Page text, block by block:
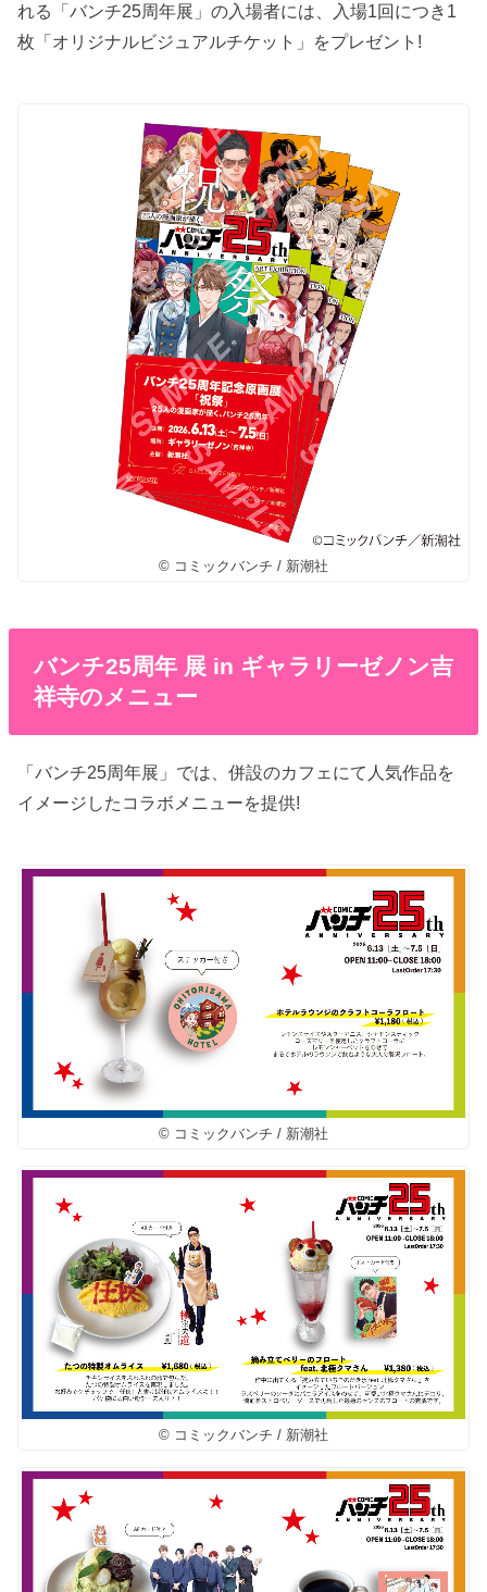
れる「バンチ25周年展」の入場者には、入場1回につき1
枚「オリジナルビジュアルチケット」をプレゼント!
© コミックバンチ / 新潮社
バンチ25周年 展 in ギャラリーゼノン吉
祥寺のメニュー
「バンチ25周年展」では、併設のカフェにて人気作品を
イメージしたコラボメニューを提供!
© コミックバンチ / 新潮社
© コミックバンチ / 新潮社